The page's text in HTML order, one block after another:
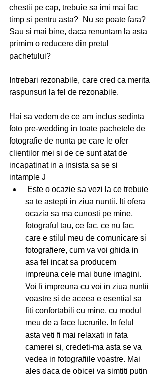
chestii pe cap, trebuie sa imi mai fac
timp si pentru asta?  Nu se poate fara?
Sau si mai bine, daca renuntam la asta
primim o reducere din pretul
pachetului?
Intrebari rezonabile, care cred ca merita
raspunsuri la fel de rezonabile.
Hai sa vedem de ce am inclus sedinta
foto pre-wedding in toate pachetele de
fotografie de nunta pe care le ofer
clientilor mei si de ce sunt atat de
incapatinat in a insista sa se si
intample J
sa te astepti in ziua nuntii. Iti ofera
ocazia sa ma cunosti pe mine,
fotograful tau, ce fac, ce nu fac,
care e stilul meu de comunicare si
fotografiere, cum va voi ghida in
asa fel incat sa producem
impreuna cele mai bune imagini.
Voi fi impreuna cu voi in ziua nuntii
voastre si de aceea e esential sa
fiti confortabili cu mine, cu modul
meu de a face lucrurile. In felul
asta veti fi mai relaxati in fata
camerei si, credeti-ma asta se va
vedea in fotografiile voastre. Mai
ales daca de obicei va simtiti putin